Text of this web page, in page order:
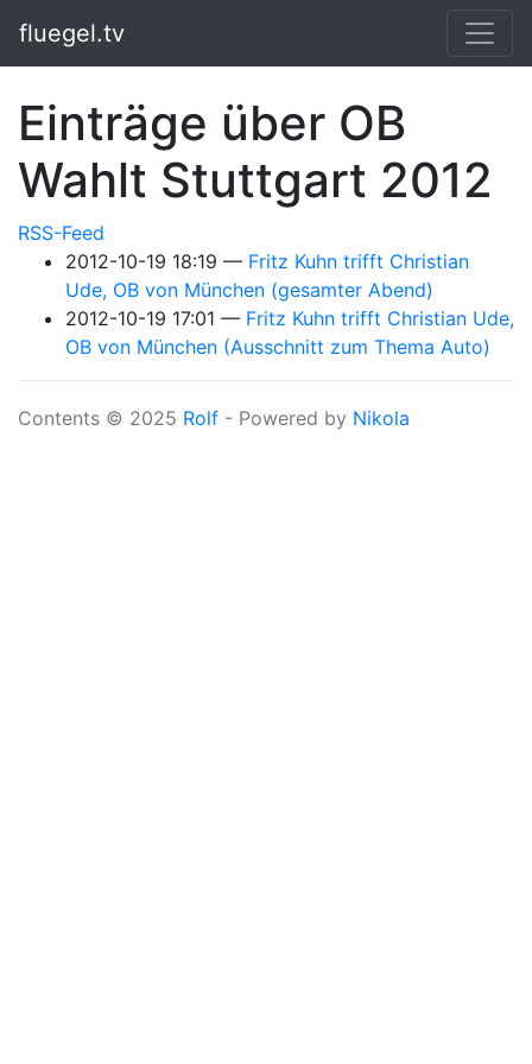
fluegel.tv
Einträge über OB
Wahlt Stuttgart 2012
RSS-Feed
2012-10-19 18:19
Fritz Kuhn trifft Christian
Ude, OB von München (gesamter Abend)
2012-10-19 17:01
Fritz Kuhn trifft Christian Ude,
OB von München (Ausschnitt zum Thema Auto)
Contents © 2025 Rolf - Powered by Nikola